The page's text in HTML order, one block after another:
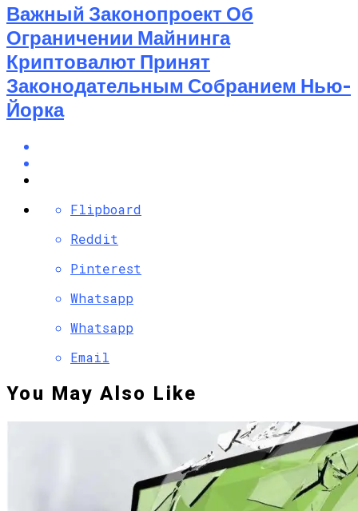
Важный Законопроект Об
Ограничении Майнинга
Криптовалют Принят
Законодательным Собранием Нью-
Йорка
Flipboard
Reddit
Pinterest
Whatsapp
Whatsapp
Email
You May Also Like